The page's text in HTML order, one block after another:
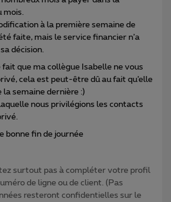
mois.
à la première semaine de
faite, mais le service financier n’a
décision.
que ma collègue Isabelle ne vous
cela est peut-être dû au fait qu’elle
semaine dernière :)
nous privilégions les contacts
bonne fin de journée
surtout pas à compléter votre profil
de ligne ou de client. (Pas
resteront confidentielles sur le